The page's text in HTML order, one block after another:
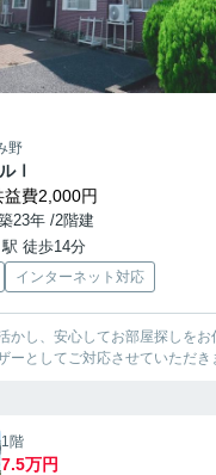
野
Ⅰ
益費2,000円
23年 /2階建
徒歩14分
インターネット対応
かし、安心してお部屋探しをお
ーとしてご対応させていただき
1階
7.5万円